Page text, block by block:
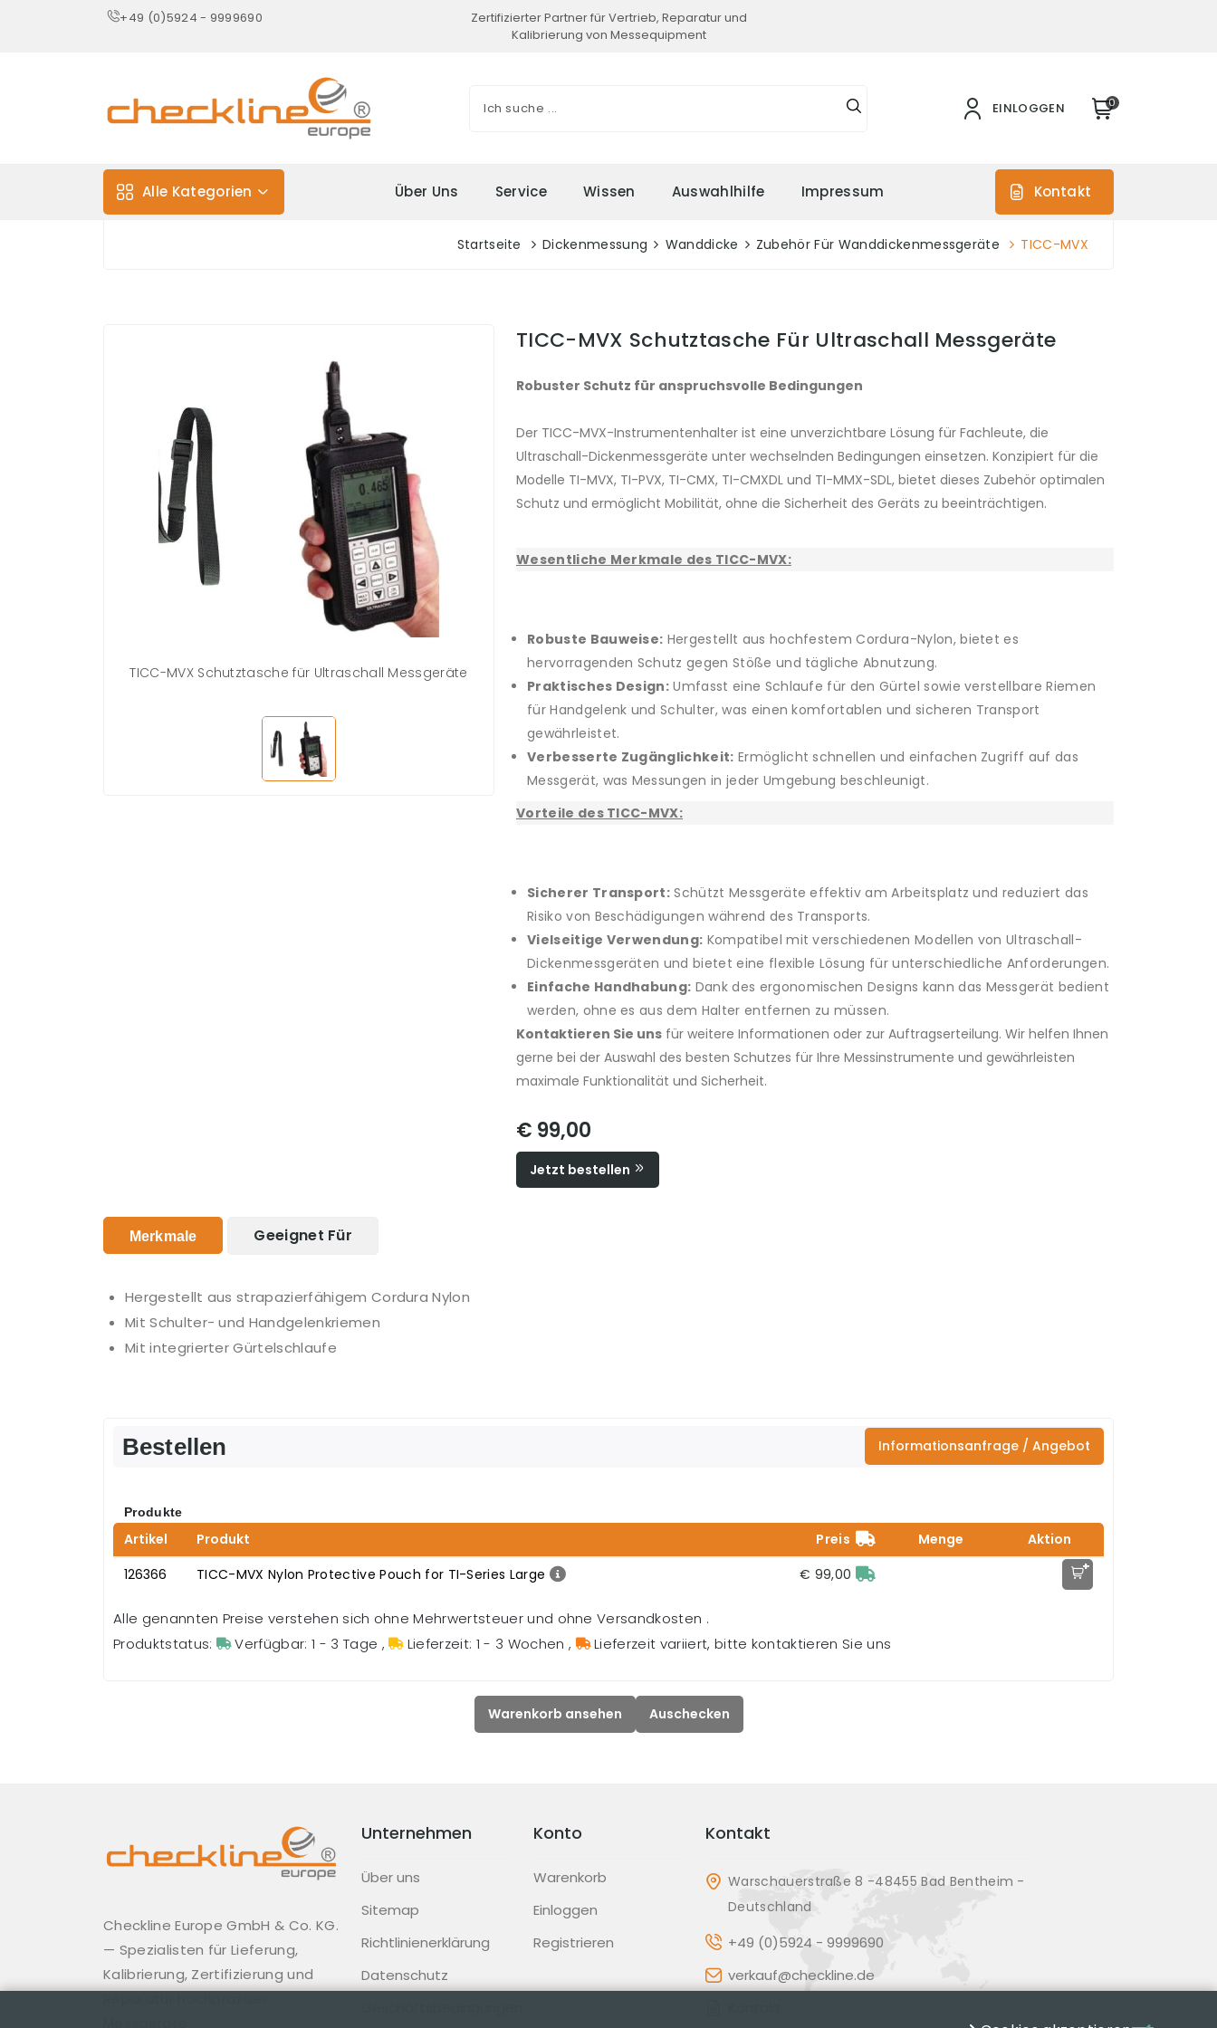
+49 (0)5924 - 9999690
Zertifizierter Partner für Vertrieb, Reparatur und
Kalibrierung von Messequipment
EINLOGGEN 0
Alle Kategorien Über Uns Service Wissen Auswahlhilfe Impressum Kontakt
Startseite Dickenmessung Wanddicke Zubehör Für Wanddickenmessgeräte TICC-MVX
TICC-MVX Schutztasche für Ultraschall Messgeräte
TICC-MVX Schutztasche Für Ultraschall Messgeräte
Robuster Schutz für anspruchsvolle Bedingungen
Der TICC-MVX-Instrumentenhalter ist eine unverzichtbare Lösung für Fachleute, die
Ultraschall-Dickenmessgeräte unter wechselnden Bedingungen einsetzen. Konzipiert für die
Modelle TI-MVX, TI-PVX, TI-CMX, TI-CMXDL und TI-MMX-SDL, bietet dieses Zubehör optimalen
Schutz und ermöglicht Mobilität, ohne die Sicherheit des Geräts zu beeinträchtigen.
Wesentliche Merkmale des TICC-MVX:
Robuste Bauweise: Hergestellt aus hochfestem Cordura-Nylon, bietet es
hervorragenden Schutz gegen Stöße und tägliche Abnutzung.
Praktisches Design: Umfasst eine Schlaufe für den Gürtel sowie verstellbare Riemen
für Handgelenk und Schulter, was einen komfortablen und sicheren Transport
gewährleistet.
Verbesserte Zugänglichkeit: Ermöglicht schnellen und einfachen Zugriff auf das
Messgerät, was Messungen in jeder Umgebung beschleunigt.
Vorteile des TICC-MVX:
Sicherer Transport: Schützt Messgeräte effektiv am Arbeitsplatz und reduziert das
Risiko von Beschädigungen während des Transports.
Vielseitige Verwendung: Kompatibel mit verschiedenen Modellen von Ultraschall-
Dickenmessgeräten und bietet eine flexible Lösung für unterschiedliche Anforderungen.
Einfache Handhabung: Dank des ergonomischen Designs kann das Messgerät bedient
werden, ohne es aus dem Halter entfernen zu müssen.
Kontaktieren Sie uns für weitere Informationen oder zur Auftragserteilung. Wir helfen Ihnen
gerne bei der Auswahl des besten Schutzes für Ihre Messinstrumente und gewährleisten
maximale Funktionalität und Sicherheit.
€ 99,00
Jetzt bestellen
Merkmale Geeignet Für
Hergestellt aus strapazierfähigem Cordura Nylon
Mit Schulter- und Handgelenkriemen
Mit integrierter Gürtelschlaufe
Bestellen Informationsanfrage / Angebot
Produkte
Artikel Produkt Preis Menge
Aktion
126366
TICC-MVX Nylon Protective Pouch for TI-Series Large € 99,00 +
Alle genannten Preise verstehen sich ohne Mehrwertsteuer und ohne Versandkosten .
Produktstatus:
Verfügbar: 1 - 3 Tage , Lieferzeit: 1 - 3 Wochen , Lieferzeit variiert, bitte kontaktieren Sie uns
Warenkorb ansehen Auschecken
Checkline Europe GmbH & Co. KG.
— Spezialisten für Lieferung,
Kalibrierung, Zertifizierung und
Unternehmen
Über uns
Sitemap
Richtlinienerklärung
Datenschutz
Konto
Warenkorb
Einloggen
Registrieren
Kontakt
Warschauerstraße 8 -48455 Bad Bentheim -
Deutschland
+49 (0)5924 - 9999690
verkauf@checkline.de